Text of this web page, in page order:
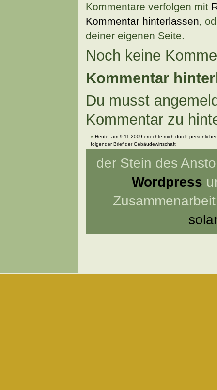
Kommentare verfolgen mit
Kommentar hinterlassen,
deiner eigenen Seite.
Noch keine
Kommentar
Du musst
Kommentar zu
« Heute, am 9.11.2009 errechte mich durch
folgender Brief der Gebäudewirtschaft
der Stein des
Wordpress